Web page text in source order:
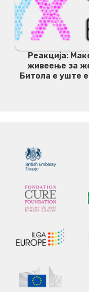
Реакција:
живеење за
Битола е уште